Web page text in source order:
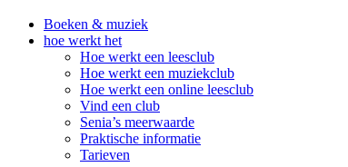
Boeken & muziek
hoe werkt het
Hoe werkt een leesclub
Hoe werkt een muziekclub
Hoe werkt een online leesclub
Vind een club
Senia’s meerwaarde
Praktische informatie
Tarieven